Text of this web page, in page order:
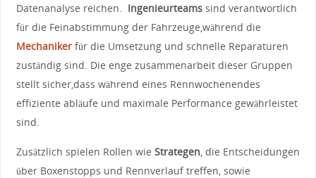
Datenanalyse‍ reichen. ⁣ Ingenieurteamssind verantwortlich
für ​die Feinabstimmung der Fahrzeuge,während die ​
Mechaniker für⁣ die ⁣Umsetzung und schnelle Reparaturen
zuständig sind. Die enge zusammenarbeit dieser Gruppen
stellt sicher,dass während eines Rennwochenendes
effiziente abläufe⁤ und maximale Performance⁣ gewährleistet
sind.
Zusätzlich spielen Rollen ​wie Strategen , die Entscheidungen
über Boxenstopps‌ und Rennverlauf⁤ treffen, sowie